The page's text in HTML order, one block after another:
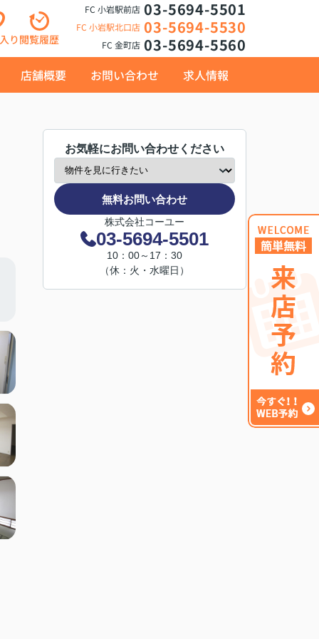
り閲覧履歴
FC 小岩駅前店 03-5694-5501
FC 小岩駅北口店 03-5694-5530
FC 金町店 03-5694-5560
店舗概要 お問い合わせ 求人情報
お気軽にお問い合わせください
無料お問い合わせ
株式会社コーユー
03-5694-5501
10：00～17：30
（休：火・水曜日）